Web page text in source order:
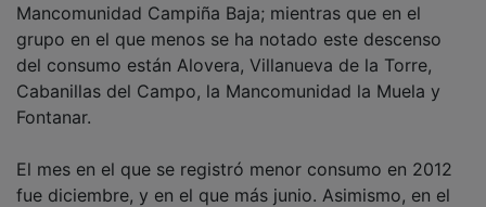
Mancomunidad Campiña Baja; mientras que en el
grupo en el que menos se ha notado este descenso
del consumo están Alovera, Villanueva de la Torre,
Cabanillas del Campo, la Mancomunidad la Muela y
Fontanar.
El mes en el que se registró menor consumo en 2012
fue diciembre, y en el que más junio. Asimismo, en el